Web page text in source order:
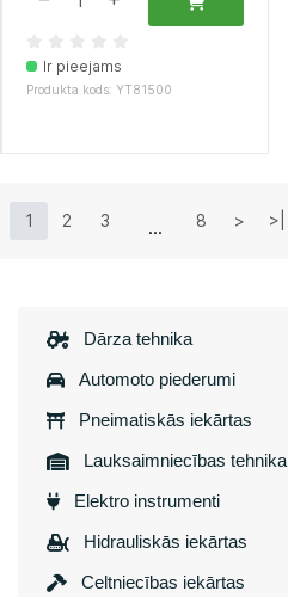
Dārza tehnika
Automoto piederumi
Pneimatiskās iekārtas
Lauksaimniecības tehnika
Elektro instrumenti
Hidrauliskās iekārtas
Celtniecības iekārtas
Ir pieejams
Produkta kods: YT81500
1 2 3 8 > >|